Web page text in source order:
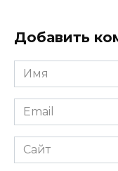
Добавить
Имя
*
Email
*
Сайт